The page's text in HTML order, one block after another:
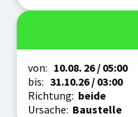
Zeitraum
von: 10.08. 26/ 05:00
bis: 31.10.26/ 03:00
Richtung: beide
Ursache: Baustelle